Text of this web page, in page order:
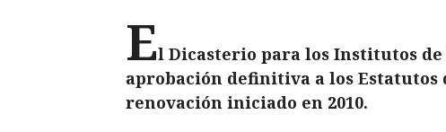
El Dicasterio para los Institutos de
aprobación definitiva a los Estatutos
renovación iniciado en 2010.